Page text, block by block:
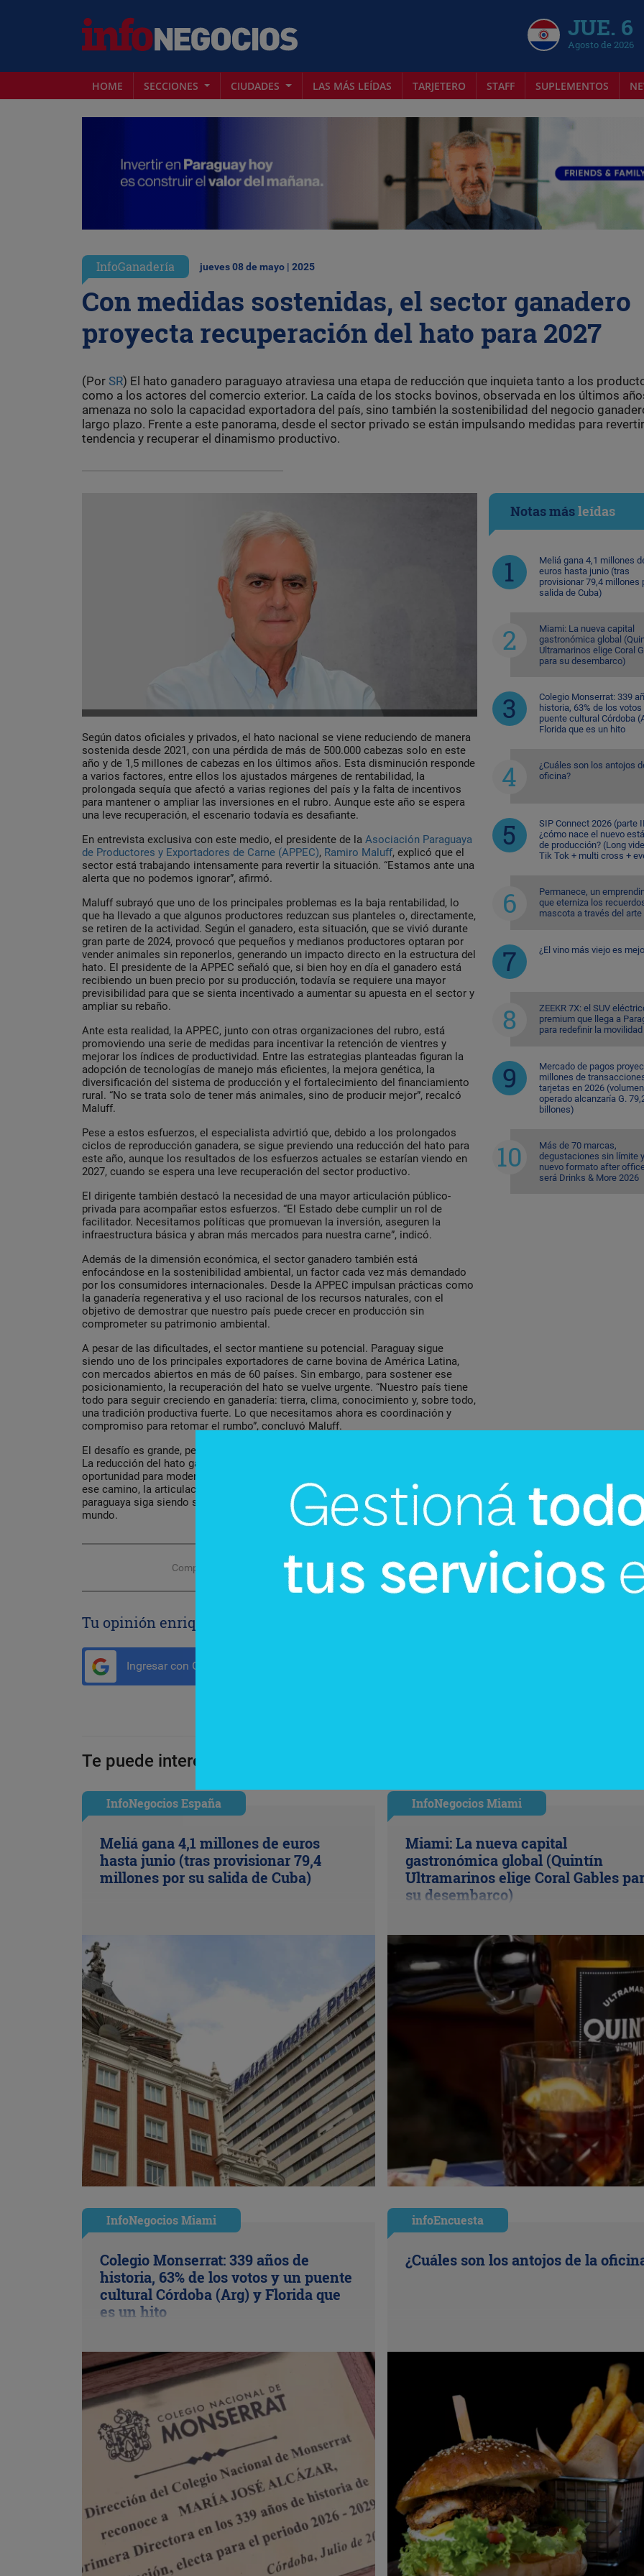
JUE. 6
Agosto de 2026
HOME SECCIONES CIUDADES LAS MÁS LEÍDAS TARJETERO STAFF SUPLEMENTOS
InfoGanadería jueves 08 de mayo | 2025
Con medidas sostenidas, el sector ganadero
proyecta recuperación del hato para 2027
(Por SR) El hato ganadero paraguayo atraviesa una etapa de reducción que inquieta tanto a los
como a los actores del comercio exterior. La caída de los stocks bovinos, observada en los últimos
amenaza no solo la capacidad exportadora del país, sino también la sostenibilidad del negocio
largo plazo. Frente a este panorama, desde el sector privado se están impulsando medidas para
tendencia y recuperar el dinamismo productivo.
Según datos oficiales y privados, el hato nacional se viene reduciendo de manera
sostenida desde 2021, con una pérdida de más de 500.000 cabezas solo en este
año y de 1,5 millones de cabezas en los últimos años. Esta disminución responde
a varios factores, entre ellos los ajustados márgenes de rentabilidad, la
prolongada sequía que afectó a varias regiones del país y la falta de incentivos
para mantener o ampliar las inversiones en el rubro. Aunque este año se espera
una leve recuperación, el escenario todavía es desafiante.
En entrevista exclusiva con este medio, el presidente de la Asociación Paraguaya
de Productores y Exportadores de Carne (APPEC), Ramiro Maluff, explicó que el
sector está trabajando intensamente para revertir la situación. “Estamos ante una
alerta que no podemos ignorar”, afirmó.
Maluff subrayó que uno de los principales problemas es la baja rentabilidad, lo
que ha llevado a que algunos productores reduzcan sus planteles o, directamente,
se retiren de la actividad. Según el ganadero, esta situación, que se vivió durante
gran parte de 2024, provocó que pequeños y medianos productores optaran por
vender animales sin reponerlos, generando un impacto directo en la estructura del
hato. El presidente de la APPEC señaló que, si bien hoy en día el ganadero está
recibiendo un buen precio por su producción, todavía se requiere una mayor
previsibilidad para que se sienta incentivado a aumentar su apuesta en el sector y
ampliar su rebaño.
Ante esta realidad, la APPEC, junto con otras organizaciones del rubro, está
promoviendo una serie de medidas para incentivar la retención de vientres y
mejorar los índices de productividad. Entre las estrategias planteadas figuran la
adopción de tecnologías de manejo más eficientes, la mejora genética, la
diversificación del sistema de producción y el fortalecimiento del financiamiento
rural. “No se trata solo de tener más animales, sino de producir mejor”, recalcó
Maluff.
Pese a estos esfuerzos, el especialista advirtió que, debido a los prolongados
ciclos de reproducción ganadera, se sigue previendo una reducción del hato para
este año, aunque los resultados de los esfuerzos actuales se estarían viendo en
2027, cuando se espera una leve recuperación del sector productivo.
El dirigente también destacó la necesidad de una mayor articulación público-
privada para acompañar estos esfuerzos. “El Estado debe cumplir un rol de
facilitador. Necesitamos políticas que promuevan la inversión, aseguren la
infraestructura básica y abran más mercados para nuestra carne”, indicó.
Además de la dimensión económica, el sector ganadero también está
enfocándose en la sostenibilidad ambiental, un factor cada vez más demandado
por los consumidores internacionales. Desde la APPEC impulsan prácticas como
la ganadería regenerativa y el uso racional de los recursos naturales, con el
objetivo de demostrar que nuestro país puede crecer en producción sin
comprometer su patrimonio ambiental.
A pesar de las dificultades, el sector mantiene su potencial. Paraguay sigue
siendo uno de los principales exportadores de carne bovina de América Latina,
con mercados abiertos en más de 60 países. Sin embargo, para sostener ese
posicionamiento, la recuperación del hato se vuelve urgente. “Nuestro país tiene
todo para seguir creciendo en ganadería: tierra, clima, conocimiento y, sobre todo,
una tradición productiva fuerte. Lo que necesitamos ahora es coordinación y
compromiso para retomar el rumbo”, concluyó Maluff.
El desafío es grande, pero también lo es la capacidad del sector para reinventarse.
La reducción del hato ganadero es una señal de alerta, pero también una
oportunidad para modernizar el modelo productivo y hacerlo más resiliente. En
ese camino, la articulación público-privada será clave para garantizar que la carne
paraguaya siga siendo sinónimo de calidad y confiabilidad en los mercados del
mundo.
Compartir con tus amigos de
Tu opinión enriquece este artículo:
Ingresar con Google
Notas másleídas
Meliá gana 4,1 millones
euros hasta junio (tras
provisionar 79,4 millones
salida de Cuba)
Miami: La nueva capital
gastronómica global
Ultramarinos elige Coral
para su desembarco)
Colegio Monserrat: 339
historia, 63% de los votos
puente cultural Córdoba
Florida que es un hito
¿Cuáles son los antojos
oficina?
SIP Connect 2026 (parte
¿cómo nace el nuevo
de producción? (Long
Tik Tok + multi cross +
Permanece, un
que eterniza los
mascota a través del arte
¿El vino más viejo es
ZEEKR 7X: el SUV
premium que llega a
para redefinir la movilidad
Mercado de pagos
millones de
tarjetas en 2026 (volumen
operado alcanzaría G.
billones)
Más de 70 marcas,
degustaciones sin límite
nuevo formato after
será Drinks & More 2026
Te puede interesar:
InfoNegocios España
Meliá gana 4,1 millones de euros
hasta junio (tras provisionar 79,4
millones por su salida de Cuba)
InfoNegocios Miami
Miami: La nueva capital
gastronómica global (Quintín
Ultramarinos elige Coral Gables
su desembarco)
InfoNegocios Miami
Colegio Monserrat: 339 años de
historia, 63% de los votos y un puente
cultural Córdoba (Arg) y Florida que
es un hito
infoEncuesta
¿Cuáles son los antojos de la